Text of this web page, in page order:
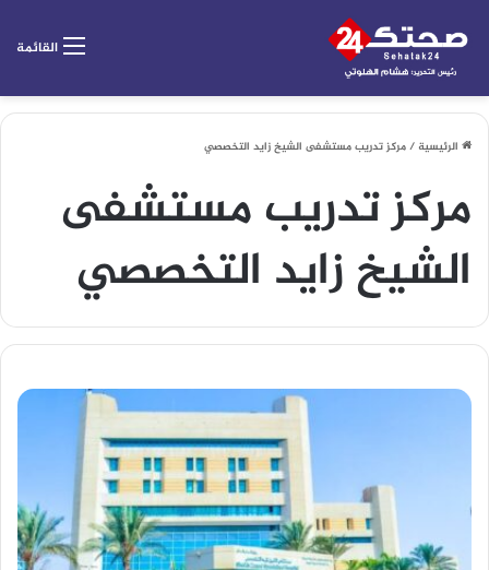
القائمة
الرئيسية/مركز تدريب مستشفى الشيخ زايد التخصصي
مركز تدريب مستشفى
الشيخ زايد التخصصي